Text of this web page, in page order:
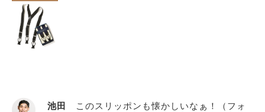
池田
このスリッポンも懐かしいなぁ！（フォ